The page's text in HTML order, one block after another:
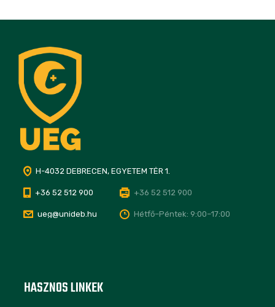
H-4032 DEBRECEN, EGYETEM TÉR 1.
+36 52 512 900 +36 52 512 900
ueg@unideb.hu Hétfő–Péntek: 9:00–17:00
HASZNOS LINKEK